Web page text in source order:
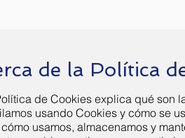
de la Política
de Cookies explica qué son
usando Cookies y cómo se
usamos, almacenamos y